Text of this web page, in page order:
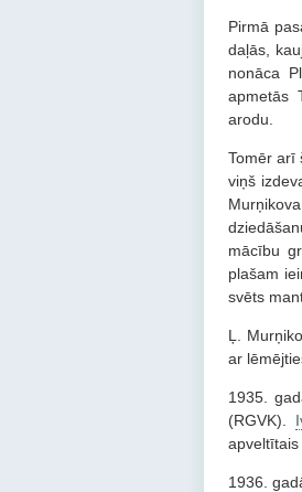
Pirmā
daļās,
nonāca
apmetās
arodu.
Tomēr arī
viņš
mācību
plašam
svēts
Ļ.
ar
1935.
(RGVK).
1936.